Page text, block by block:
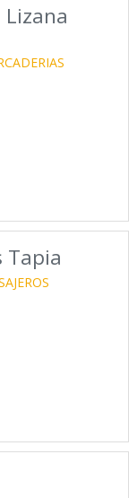
Tapia